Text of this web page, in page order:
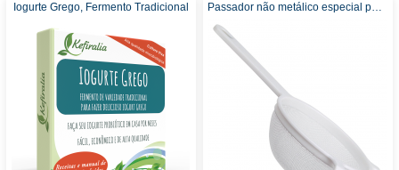
Iogurte Grego, Fermento Tradicional Passador não metálico especial para Kefir